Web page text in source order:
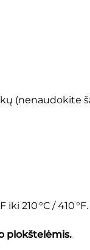
(nenaudokite
iki 210 °C / 410 °F.
plokštelėmis.